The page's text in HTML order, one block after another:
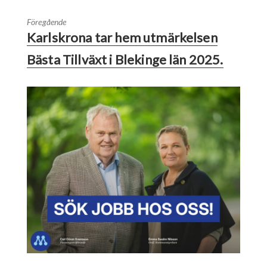
Föregående
Karlskrona tar hem utmärkelsen
Bästa Tillväxt i Blekinge län 2025.